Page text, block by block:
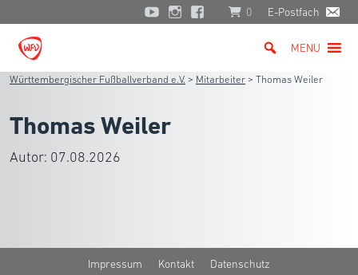
0 E-Postfach
MENU
Württembergischer Fußballverband e.V. > Mitarbeiter > Thomas Weiler
Thomas Weiler
Autor: 07.08.2026
Impressum Kontakt Datenschutz